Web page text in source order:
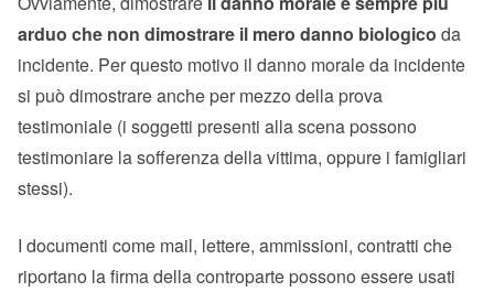
arduo che non dimostrare il mero danno biologico da
incidente. Per questo motivo il danno morale da incidente
si può dimostrare anche per mezzo della prova
testimoniale (i soggetti presenti alla scena possono
testimoniare la sofferenza della vittima, oppure i famigliari
stessi).
I documenti come mail, lettere, ammissioni, contratti che
riportano la firma della controparte possono essere usati